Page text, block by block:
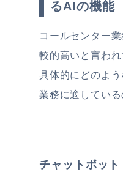
るAIの機能
コールセンター
較的高いと言われ
具体的にどのよ
業務に適している
チャットボッ